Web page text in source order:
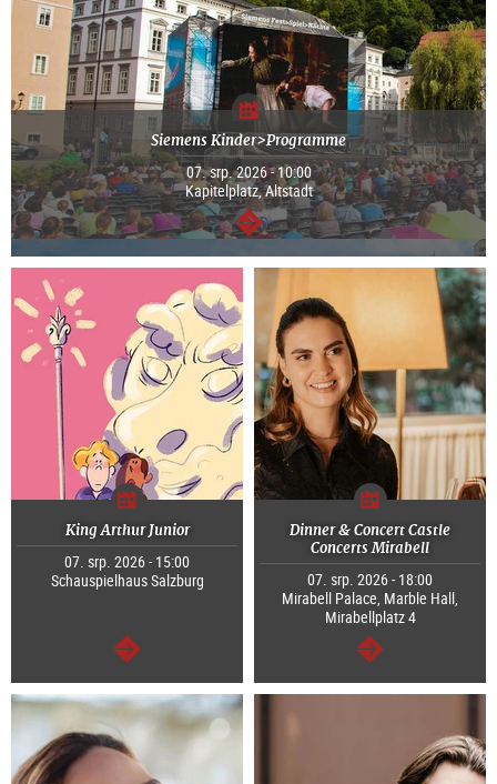
Siemens Kinder>Programme
07. srp. 2026 - 10:00
Kapitelplatz, Altstadt
continue
King Arthur Junior
07. srp. 2026 - 15:00
Schauspielhaus Salzburg
continue
Dinner & Concert Castle
Concerts Mirabell
07. srp. 2026 - 18:00
Mirabell Palace, Marble Hall,
Mirabellplatz 4
continue